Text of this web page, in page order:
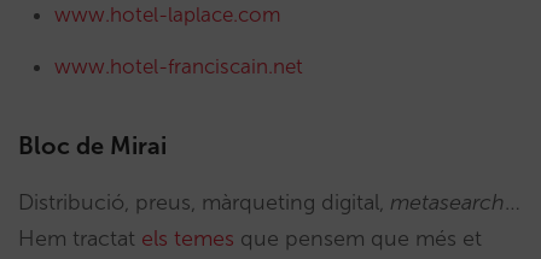
www.hotel-laplace.com
www.hotel-franciscain.net
Bloc de Mirai
Distribució, preus, màrqueting digital, metasearch…
Hem tractat els temes que pensem que més et